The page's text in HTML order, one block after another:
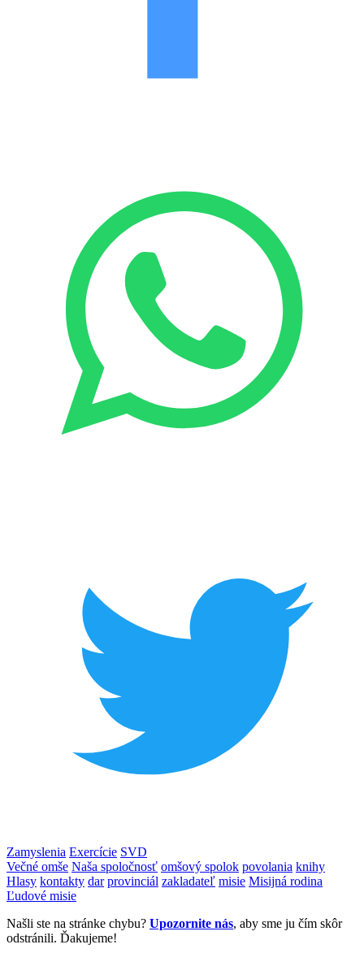
Zamyslenia Exercície SVD
Večné omše Naša spoločnosť omšový spolok povolania knihy
Hlasy kontakty dar provinciál zakladateľ misie Misijná rodina
Ľudové misie
Našli ste na stránke chybu? Upozornite nás, aby sme ju čím skôr
odstránili. Ďakujeme!